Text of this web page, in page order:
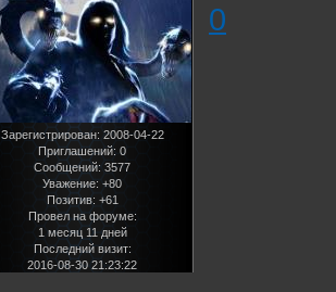
Зарегистрирован: 2008-04-22
Приглашений: 0
Сообщений: 3577
Уважение: +80
Позитив: +61
Провел на форуме:
1 месяц 11 дней
Последний визит:
2016-08-30 21:23:22
0